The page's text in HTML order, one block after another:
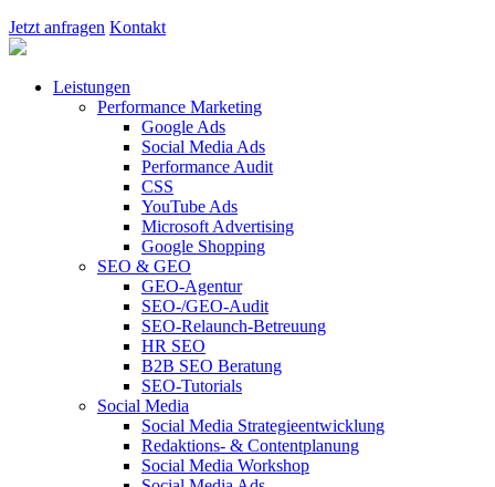
Jetzt anfragen Kontakt
Leistungen
Performance Marketing
Google Ads
Social Media Ads
Performance Audit
CSS
YouTube Ads
Microsoft Advertising
Google Shopping
SEO & GEO
GEO-Agentur
SEO-/GEO-Audit
SEO-Relaunch-Betreuung
HR SEO
B2B SEO Beratung
SEO-Tutorials
Social Media
Social Media Strategieentwicklung
Redaktions- & Contentplanung
Social Media Workshop